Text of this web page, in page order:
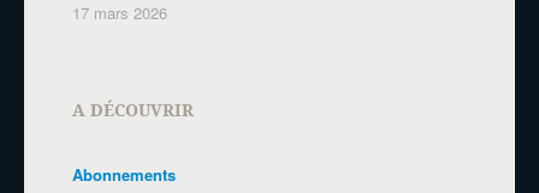
17 mars 2026
A DÉCOUVRIR
Abonnements